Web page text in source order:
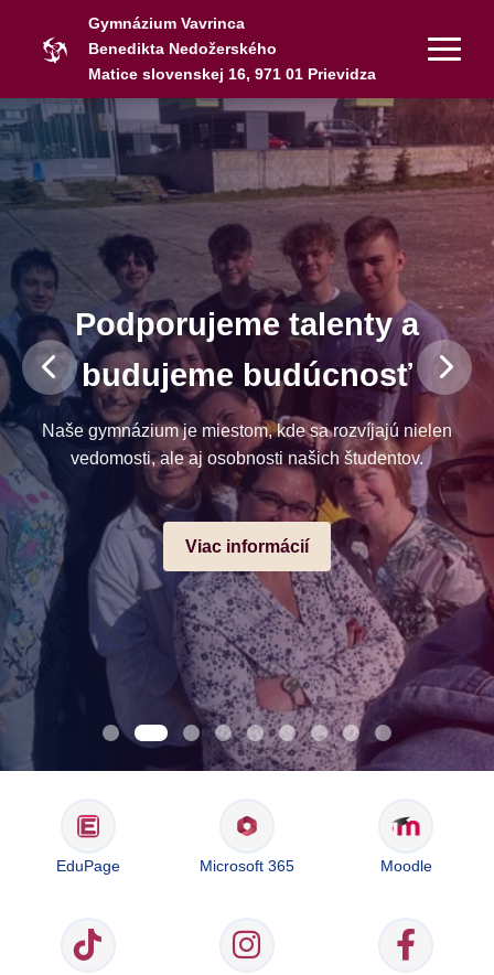
Gymnázium Vavrinca
Benedikta Nedožerského
Matice slovenskej 16, 971 01 Prievidza
Podporujeme talenty a
budujeme budúcnosť
Naše gymnázium je miestom, kde sa rozvíjajú nielen
vedomosti, ale aj osobnosti našich študentov.
Viac informácií
EduPage Microsoft 365 Moodle